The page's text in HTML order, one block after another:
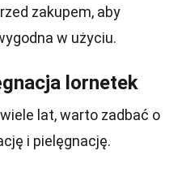
zakupem, aby
w użyciu.
lornetek
lat, warto zadbać o
i pielęgnację.